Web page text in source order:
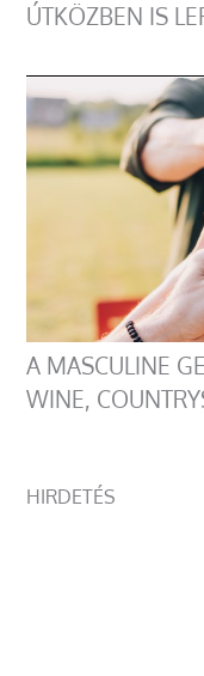
ÚTKÖZBEN IS
A MASCULINE
WINE,
HIRDETÉS